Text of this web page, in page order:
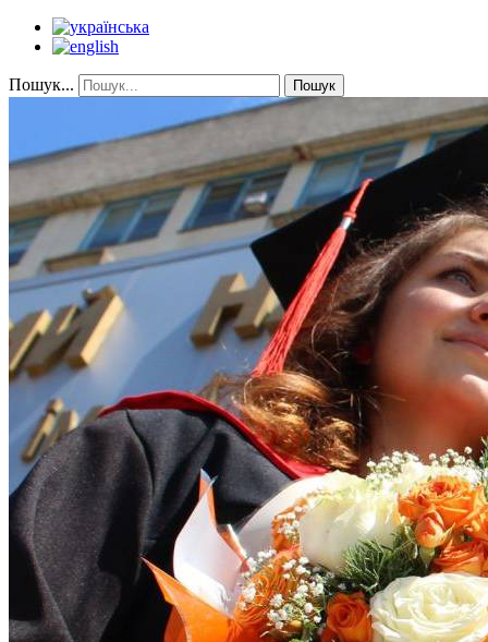
Пошук... Пошук